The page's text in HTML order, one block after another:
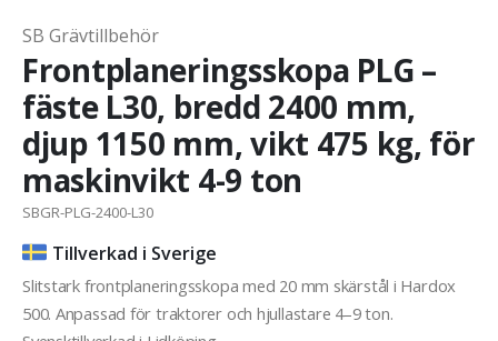
SB Grävtillbehör
Frontplaneringsskopa PLG –
fäste L30, bredd 2400 mm,
djup 1150 mm, vikt 475 kg, för
maskinvikt 4-9 ton
SBGR-PLG-2400-L30
Tillverkad i Sverige
Slitstark frontplaneringsskopa med 20 mm skärstål i Hardox
500. Anpassad för traktorer och hjullastare 4–9 ton.